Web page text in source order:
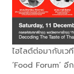
ไฮไลต์ต่อมากับเว
‘Food Forum’ อี